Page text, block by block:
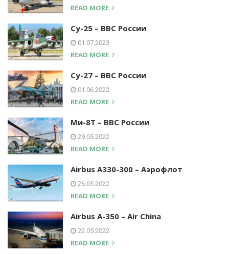
READ MORE
Су-25 – ВВС России
01.07.2023
READ MORE
Су-27 – ВВС России
01.06.2022
READ MORE
Ми-8Т – ВВС России
29.05.2022
READ MORE
Airbus A330-300 – Аэрофлот
26.05.2022
READ MORE
Airbus A-350 – Air China
22.05.2022
READ MORE